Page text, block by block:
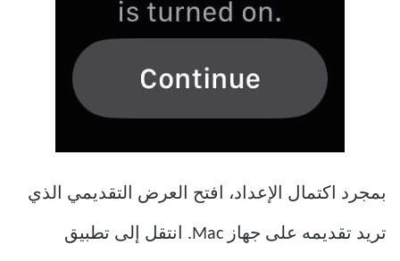
بمجرد اكتمال الإعداد، افتح العرض التقديمي الذي
تريد تقديمه على جهاز Mac. انتقل إلى تطبيق